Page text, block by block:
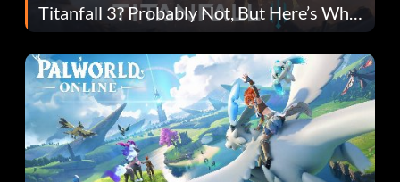
Titanfall 3? Probably Not, But Here’s Why
Fans Are Hopeful